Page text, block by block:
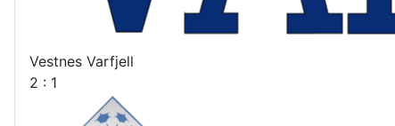
Vestnes Varfjell
2 : 1